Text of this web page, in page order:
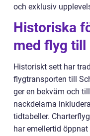
och exklusiv
Historiska
med flyg till
Historiskt sett har
flygtransporten till
ger en bekväm och
nackdelarna
tidtabeller.
har emellertid